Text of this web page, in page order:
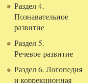
Раздел 4.
Познавательное
развитие
Раздел 5.
Речевое развитие
Раздел 6. Логопедия
и коррекционная